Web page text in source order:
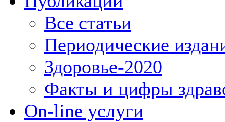
Все статьи
Периодические
Здоровье-2020
Факты и цифры
On-line услуги